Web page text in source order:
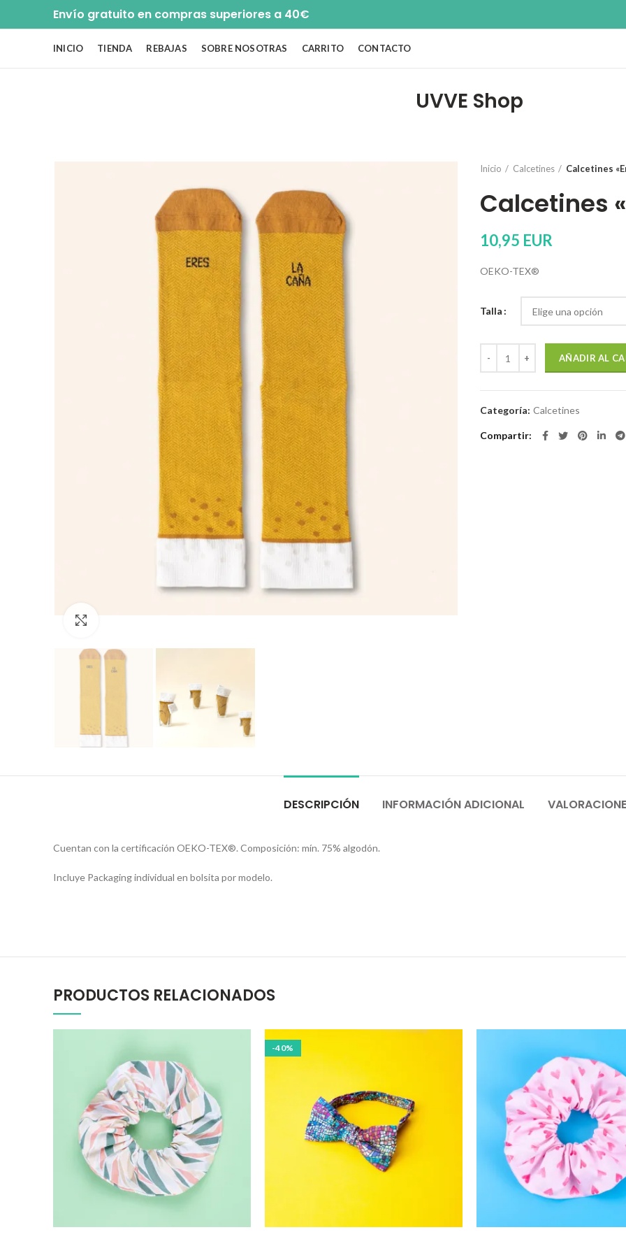
Envío gratuito en compras superiores a 40€
INICIO TIENDA REBAJAS SOBRE NOSOTRAS CARRITO CONTACTO
UVVE Shop
Inicio Calcetines Calcetines
Calcetines
10,95 EUR
OEKO-TEX®
Talla
AÑADIR AL
Categoría: Calcetines
Compartir
DESCRIPCIÓN INFORMACIÓN ADICIONAL
Cuentan con la certificación OEKO-TEX®. Composición: mín. 75% algodón.
Incluye Packaging individual en bolsita por modelo.
PRODUCTOS RELACIONADOS
5,00EUR
SELECT OPTIONS
-40%
25,00EUR EUR
SELECT OPTIONS
5,00EUR
SELECT OPTIONS